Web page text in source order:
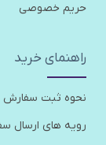
حریم خصوصی
راهنمای خرید
نحوه ثبت سفارش
رویه های ارسال